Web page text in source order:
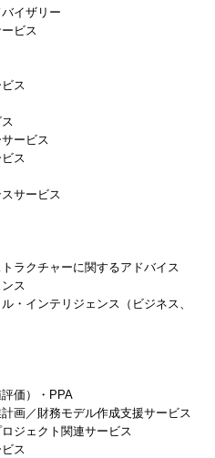
イザリー
ビス
ス
ービス
ス
サービス
ラクチャーに関するアドバイス
ス
・インテリジェンス（ビジネス、
価）・PPA
画／財務モデル作成支援サービス
ジェクト関連サービス
ス